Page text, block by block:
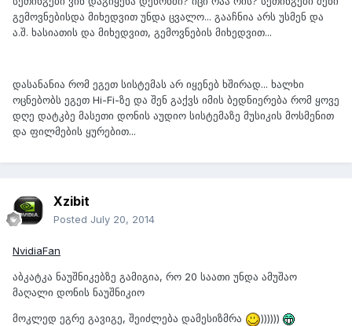
გემოვნებისდა მიხედვით უნდა ცვალო... გააჩნია არს უსმენ და
ა.შ. ხასიათის და მიხედვით, გემოვნების მიხედვით...
დასანანია რომ ეგეთ სისტემას არ იყენებ ხშირად... ხალხი
ოცნებობს ეგეთ Hi-Fi-ზე და შენ გაქვს იმის ბედნიერება რომ ყოვე
დღე დატკბე მასეთი დონის აუდიო სისტემაზე მუსიკის მოსმენით
და ფილმების ყურებით...
Xzibit
Posted July 20, 2014
NvidiaFan
აბკატკა ნაუშნიკებზე გამიგია, რო 20 საათი უნდა ამუშაო
მაღალი დონის ნაუშნიკიო
მოკლედ ეგრე გავიგე, შეიძლება დამესიზმრა ))))))